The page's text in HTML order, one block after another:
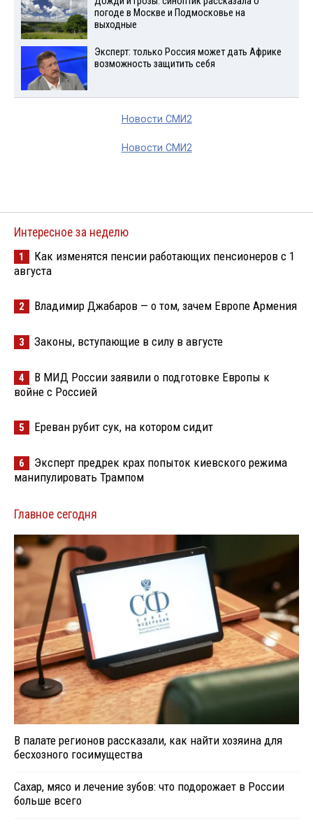
погоде в Москве и Подмосковье на
выходные
Эксперт: только Россия может дать Африке
возможность защитить себя
Новости СМИ2
Новости СМИ2
Интересное за неделю
1
Как изменятся пенсии работающих пенсионеров с 1
августа
2 Владимир Джабаров — о том, зачем Европе Армения
3 Законы, вступающие в силу в августе
4
В МИД России заявили о подготовке Европы к
войне с Россией
5 Ереван рубит сук, на котором сидит
6
Эксперт предрек крах попыток киевского режима
манипулировать Трампом
Главное сегодня
В палате регионов рассказали, как найти хозяина для
бесхозного госимущества
Сахар, мясо и лечение зубов: что подорожает в России
больше всего